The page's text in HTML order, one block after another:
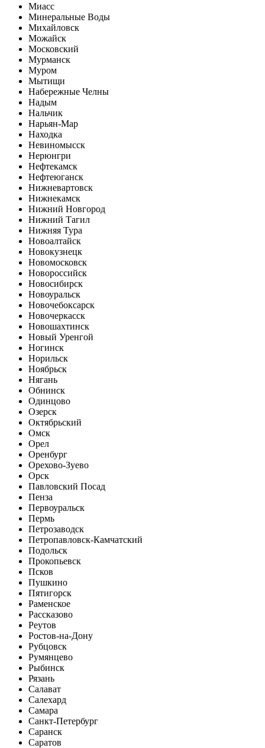
Миасс
Минеральные Воды
Михайловск
Можайск
Московский
Мурманск
Муром
Мытищи
Набережные Челны
Надым
Нальчик
Нарьян-Мар
Находка
Невиномысск
Нерюнгри
Нефтекамск
Нефтеюганск
Нижневартовск
Нижнекамск
Нижний Новгород
Нижний Тагил
Нижняя Тура
Новоалтайск
Новокузнецк
Новомосковск
Новороссийск
Новосибирск
Новоуральск
Новочебоксарск
Новочеркасск
Новошахтинск
Новый Уренгой
Ногинск
Норильск
Ноябрьск
Нягань
Обнинск
Одинцово
Озерск
Октябрьский
Омск
Орел
Оренбург
Орехово-Зуево
Орск
Павловский Посад
Пенза
Первоуральск
Пермь
Петрозаводск
Петропавловск-Камчатский
Подольск
Прокопьевск
Псков
Пушкино
Пятигорск
Раменское
Рассказово
Реутов
Ростов-на-Дону
Рубцовск
Румянцево
Рыбинск
Рязань
Салават
Салехард
Самара
Санкт-Петербург
Саранск
Саратов